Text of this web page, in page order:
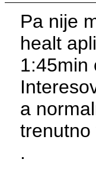
Pa nije
healt
1:45min
a
trenutno
.